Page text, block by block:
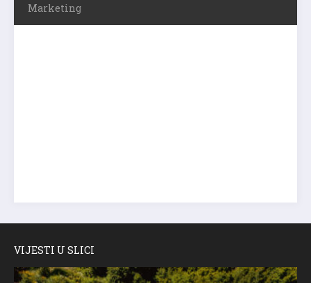
Marketing
VIJESTI U SLICI